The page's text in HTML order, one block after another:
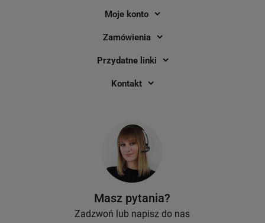
Taśma Phomemo Q22-TTRMS-WH 50
brokatowa / 3 szt. do drukarek serii
DO KOSZYKA
Moje konto
Zamówienia
Przydatne linki
Kontakt
Masz pytania?
Zadzwoń lub napisz do nas